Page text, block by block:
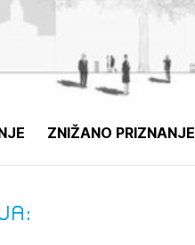
Strokovna pomoč
investitorje
ZNIŽANO PRIZNANJE